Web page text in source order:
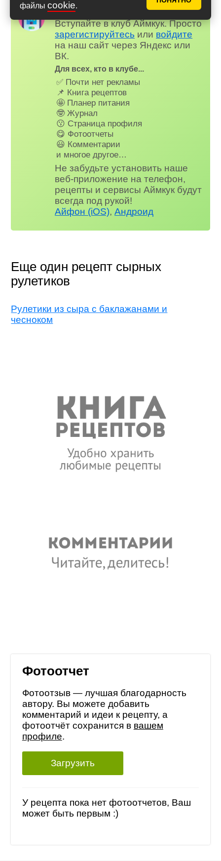
файлы cookie.
Надоела реклама?
Вступайте в клуб Аймкук. Просто
зарегистируйтесь или войдите
на наш сайт через Яндекс или
ВК.
Для всех, кто в клубе...
✅ Почти нет рекламы
📌 Книга рецептов
🤩 Планер питания
🤓 Журнал
😗 Страница профиля
😋 Фотоотчеты
😃 Комментарии
и многое другое…
Не забудьте установить наше
веб-приложение на телефон,
рецепты и сервисы Аймкук будут
всегда под рукой!
Айфон (iOS),Андроид
✕
Еще один рецепт сырных
рулетиков
Рулетики из сыра с баклажанами и
чесноком
Фотоотчет
Фотоотзыв — лучшая благодарность
автору. Вы можете добавить
комментарий и идеи к рецепту, а
фотоотчёт сохранится в вашем
профиле.
Загрузить
У рецепта пока нет фотоотчетов, Ваш
может быть первым :)